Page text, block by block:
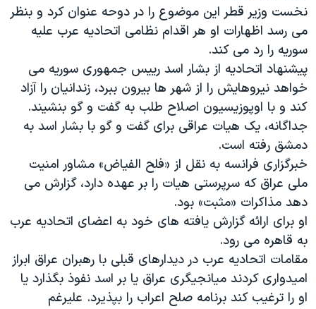
اسرائیل در جنگ
نرگس محمدی برنده جایزه نوبل صلح
همایش محافظه‌کاران آمریکا «سی‌پک»
صفحه‌های ویژه
سفر پرزیدنت ترامپ به چین
نخست وزیر قطر این موضوع را در دوحه عنوان کرد و بنظر
می رسد اظهارات او هر اقدام نظامی اتحادیه عرب علیه
سوریه را رد می کند.
پیشنهاد اتحادیه از بشار اسد رییس جمهوری سوریه می
خواهد نیروهایش را از شهر ها بیرون ببرد، زندانیان را آزاد
کند و با اوپوزیسیون اصلاح طلب به گفت و گو بنشیند.
جداگانه، یک هیات عراقی برای گفت و گو با بشار اسد به
دمشق رفته است.
خبرگزاری فرانسه به نقل از «فلح الفیاض» مشاور امنیت
ملی عراق که سرپرستی هیات را بر عهده دارد، گزارش می
دهد مذاکرات «مثبت» بود.
او برای ارائه گزارش یافته های خود به اعضای اتحادیه عرب
به قاهره می رود.
مقامات اتحادیه عرب در دیدارهای قبلی با رهبران عراق ابراز
امیدواری کردند میانجیگری عراق یا بر اسد نفوذ بگذارد یا
او را ترغیب کند برنامه صلح اعراب را بپذیرد. علیرغم